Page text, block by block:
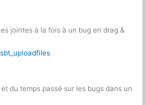
jointes à la fois à un bug en drag &
du temps passé sur les bugs dans un